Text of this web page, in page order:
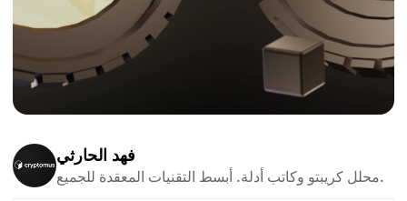
فهد الحارثي
محلل كريبتو وكاتب أدلة. أبسط التقنيات المعقدة للجميع.